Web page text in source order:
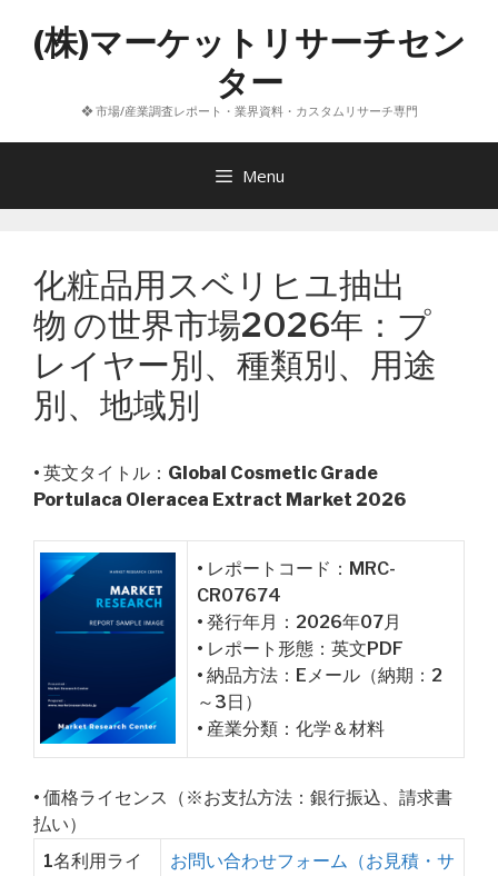
へ
(株)マーケットリサーチセン
ター
❖ 市場/産業調査レポート・業界資料・カスタムリサーチ専門
Menu
化粧品用スベリヒユ抽出
物 の世界市場2026年：プ
レイヤー別、種類別、用途
別、地域別
• 英文タイトル： Global Cosmetic Grade
Portulaca Oleracea Extract Market 2026
• レポートコード：MRC-
CR07674
• 発行年月：2026年07月
• レポート形態：英文PDF
• 納品方法：Eメール（納期：2
～3日）
• 産業分類：化学＆材料
• 価格ライセンス（※お支払方法：銀行振込、請求書
払い）
1名利用ライ
お問い合わせフォーム（お見積・サ